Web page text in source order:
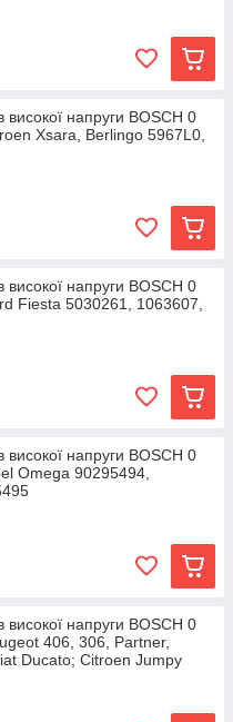
високої напруги BOSCH 0
Xsara, Berlingo 5967L0,
високої напруги BOSCH 0
Fiesta 5030261, 1063607,
високої напруги BOSCH 0
Omega 90295494,
високої напруги BOSCH 0
406, 306, Partner,
Ducato; Citroen Jumpy